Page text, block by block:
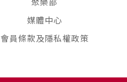
媒體中心
會員條款及隱私權政策